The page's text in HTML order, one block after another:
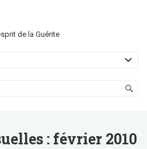
de la Guérite
: février 2010